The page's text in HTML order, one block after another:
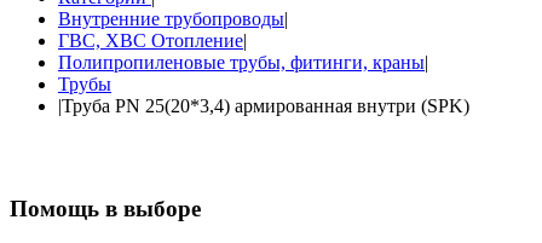
Внутренние трубопроводы|
ГВС, ХВС Отопление|
Полипропиленовые трубы, фитинги, краны|
Трубы
|Труба PN 25(20*3,4) армированная внутри (SPK)
Помощь в выборе